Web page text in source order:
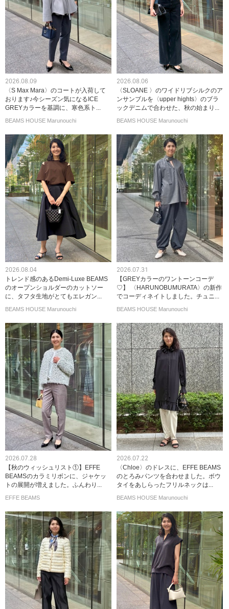
2026.08.09
〈S Max Mara〉のコートが入荷して
おります♪今シーズン気になるICE
GREYカラーを基調に、寒色系ト...
BEAMS HOUSE Marunouchi
2026.08.06
〈SLOANE 〉のワイドリブシルクのア
ンサンブルを〈upper hights〉のブラ
ックデニムで合わせた、秋の始まり...
BEAMS HOUSE Marunouchi
2026.08.04
トレンド感のあるDemi-Luxe BEAMS
のオープンショルダーのカットソー
に、タフタ生地がとてもエレガン...
BEAMS HOUSE Marunouchi
2026.07.31
【GREYカラーのワントーンコーデ
♡】 〈HARUNOBUMURATA〉の新作
でコーディネイトしました。チュニ...
BEAMS HOUSE Marunouchi
2026.07.28
【秋のウィッシュリスト①】EFFE
BEAMSのカラミリボンに、ジャケッ
トの展開が増えました。ふんわり...
EFFE BEAMS
2026.07.22
〈Chloe〉のドレスに、EFFE BEAMS
のとろみパンツを合わせました。ボウ
タイをあしらったフリルネックは...
BEAMS HOUSE Marunouchi